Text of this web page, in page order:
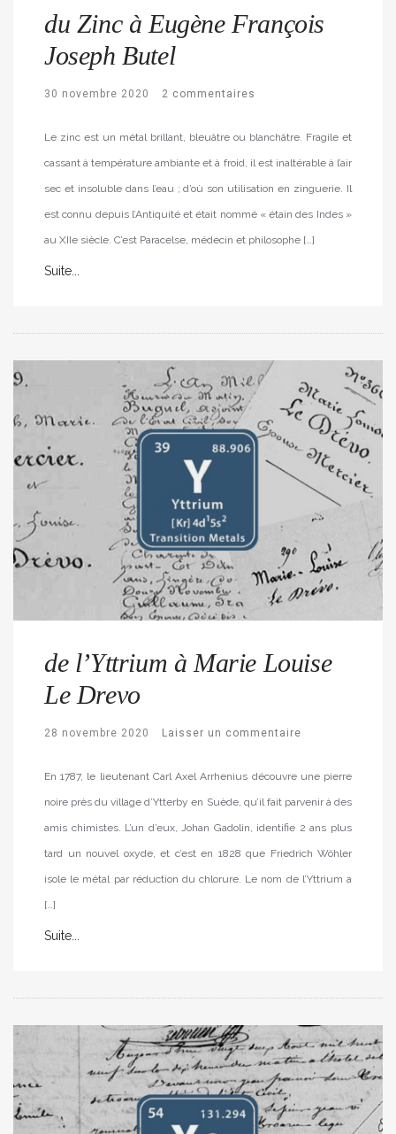
du Zinc à Eugène François
Joseph Butel
30 novembre 2020 2 commentaires
Le zinc est un métal brillant, bleuâtre ou blanchâtre. Fragile et
cassant à température ambiante et à froid, il est inaltérable à l’air
sec et insoluble dans l’eau ; d’où son utilisation en zinguerie. Il
est connu depuis l’Antiquité et était nommé « étain des Indes »
au XIIe siècle. C’est Paracelse, médecin et philosophe […]
Suite...
de l’Yttrium à Marie Louise
Le Drevo
28 novembre 2020 Laisser un commentaire
En 1787, le lieutenant Carl Axel Arrhenius découvre une pierre
noire près du village d’Ytterby en Suède, qu’il fait parvenir à des
amis chimistes. L’un d’eux, Johan Gadolin, identifie 2 ans plus
tard un nouvel oxyde, et c’est en 1828 que Friedrich Wöhler
isole le métal par réduction du chlorure. Le nom de l’Yttrium a
[…]
Suite...